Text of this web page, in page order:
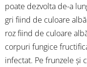
poate dezvolta de-a
gri fiind de culoare
roz fiind de culoare
corpuri fungice
infectat. Pe frunzele și